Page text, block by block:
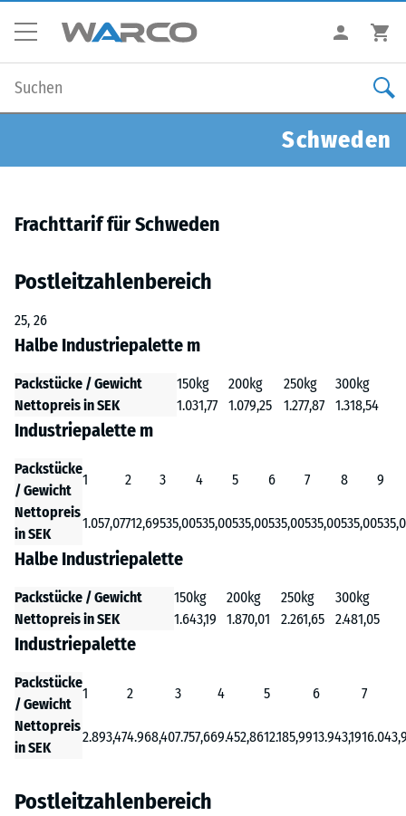
Schweden
Frachttarif für Schweden
Postleitzahlenbereich
25, 26
Halbe Industriepalette m
Packstücke / Gewicht 150kg 200kg 250kg
300kg
Nettopreis in SEK
1.031,77 1.079,25 1.277,87 1.318,54
Industriepalette m
Packstücke
/ Gewicht
1 2 3 4 5 6 7 8
9
Nettopreis
in SEK
1.057,07712,69535,00535,00535,00535,00535,00535,00
Halbe Industriepalette
Packstücke / Gewicht 150kg 200kg 250kg
300kg
Nettopreis in SEK
1.643,19 1.870,01 2.261,65 2.481,05
Industriepalette
Packstücke
/ Gewicht
1 2 3 4 5 6
7
Nettopreis
in SEK
2.893,474.968,407.757,669.452,8612.185,9913.943,19
Postleitzahlenbereich